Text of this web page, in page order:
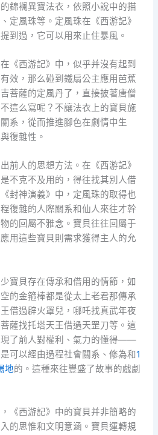
錦襕異寶法衣，依照小說中的描
定風珠等。定風珠在《西游記》
到過，它可以用來止住暴風。
《西游記》中，似乎并沒有起到
效，那么碰到鐵扇公主應用芭蕉
菩薩的定風丹了，直接披著唐僧
這么寫呢？不讓法衣上的寶貝施
系，從而推進腳色在劇情中生
復雜性。
前人的思想方法。在《西游記》
不克不及用的，得往找其別人借
封神演義》中，定風珠的取得也
復雜的人際關系和仙人來往才幹
的回屬不雅念。寶貝往往回屬于
用這些寶貝則需求獲得主人的允
寶貝存在傳承和借用的情節，如
的金箍棒都是從太上老君那傳承
借過辟火罩兒，哪吒找真武年夜
薩找托塔天王借過天罡刀等。這
現了前人對權利、氣力的懂得——
可以經由過程社會關系、修為和1
地的。這種來往豐盛了故事的戲劇
《西游記》中的寶貝并非簡略的
的思惟和文明意涵。寶貝運轉規